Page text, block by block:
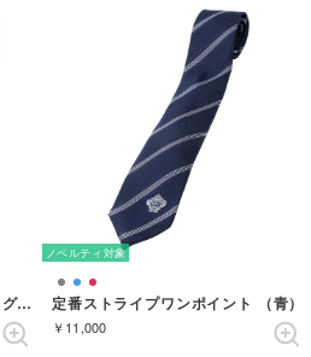
定番ストライプワンポイント （グレー）
ノベルティ対象
定番ストライプワンポイント （青）
￥11,000